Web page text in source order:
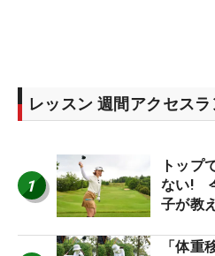
レッスン 週間アクセス
1
トップ
ない!
子が教
「体重